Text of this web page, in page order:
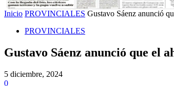
Inicio PROVINCIALES Gustavo Sáenz anunció
PROVINCIALES
Gustavo Sáenz anunció que el
5 diciembre, 2024
0